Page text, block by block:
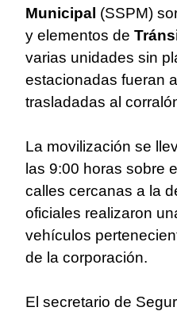
Municipal (SSPM)
y elementos de
varias unidades sin
estacionadas fueran
trasladadas al
La movilización se
las 9:00 horas sobre
calles cercanas a la
oficiales realizaron
vehículos
de la corporación.
El secretario de